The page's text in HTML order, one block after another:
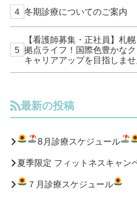
冬期診療についてのご案内
【看護師募集・正社員】札
拠点ライフ！国際色豊かな
キャリアアップを目指しませ
最新の投稿
8月診療スケジュール
夏季限定 フィットネスキャン
７月診療スケジュール